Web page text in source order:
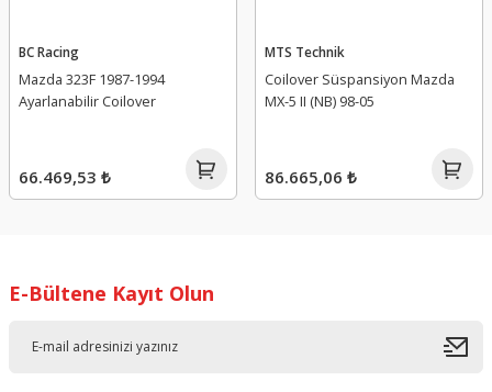
BC Racing
Mazda 323F 1987-1994
Ayarlanabilir Coilover
66.469,53 ₺
MTS Technik
Coilover Süspansiyon Mazda
MX-5 II (NB) 98-05
86.665,06 ₺
E-Bültene Kayıt Olun